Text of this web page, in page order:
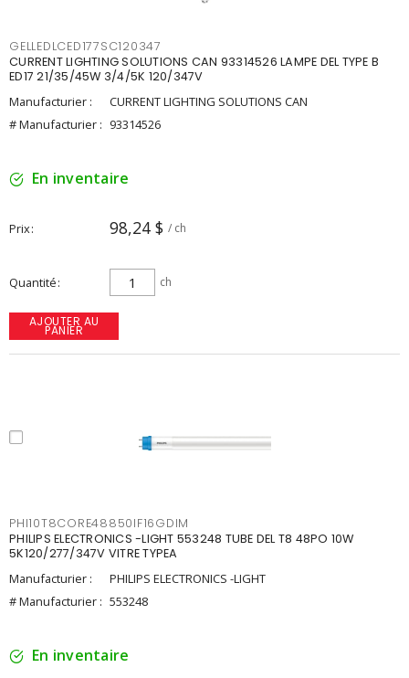
GELLEDLCED177SC120347
CURRENT LIGHTING SOLUTIONS CAN 93314526 LAMPE DEL TYPE B
ED17 21/35/45W 3/4/5K 120/347V
Manufacturier :
CURRENT LIGHTING SOLUTIONS CAN
# Manufacturier : 93314526
En inventaire
Prix 98,24 $ / ch
Quantité ch
AJOUTER AU
PANIER
PHI10T8CORE48850IF16GDIM
PHILIPS ELECTRONICS -LIGHT 553248 TUBE DEL T8 48PO 10W
5K120/277/347V VITRE TYPEA
Manufacturier :
PHILIPS ELECTRONICS -LIGHT
# Manufacturier : 553248
En inventaire